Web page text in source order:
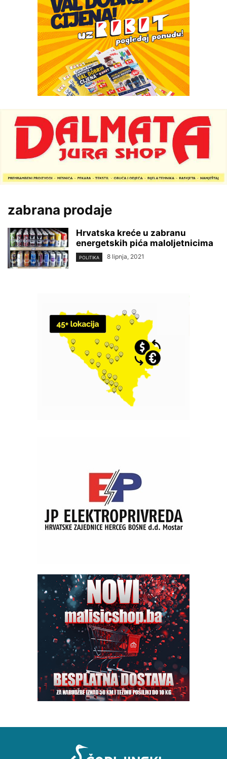
zabrana prodaje
Hrvatska kreće u zabranu
energetskih pića maloljetnicima
POLITIKA 8 lipnja, 2021